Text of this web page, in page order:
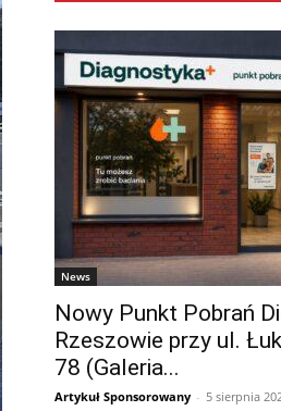
News
Nowy Punkt Pobrań
Rzeszowie przy ul.
78 (Galeria...
Artykuł Sponsorowany - 5 sierpnia